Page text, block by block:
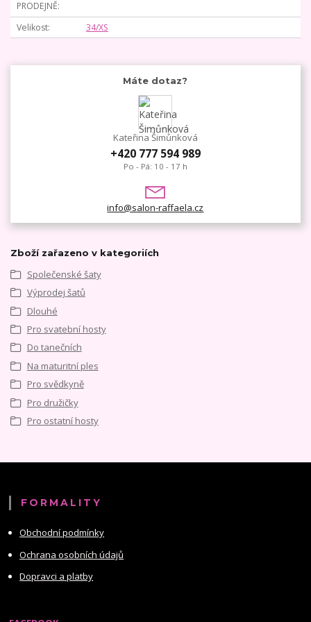
PRODEJNĚ
Velikost
34/XS
Máte dotaz?
Kateřina Šimůnková
+420 777 594 989
Po - Pá: 10 - 17 h
info@salon-raffaela.cz
Zboží zařazeno v kategoriích
Společenské šaty
Výprodej šatů
Dlouhé
Pro svatební hosty
Do tanečních
Na maturitní ples
Pro svědkyně
Pro družičky
Pro ostatní hosty
FORMALITY
Obchodní podmínky
Ochrana osobních údajů
Dopravci a platby